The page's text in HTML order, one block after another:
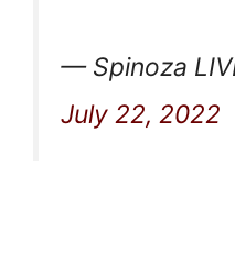
— Spinoza
July 22, 2022